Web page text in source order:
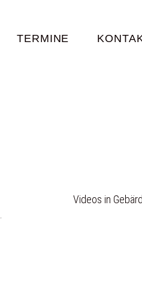
TERMINE
Videos in